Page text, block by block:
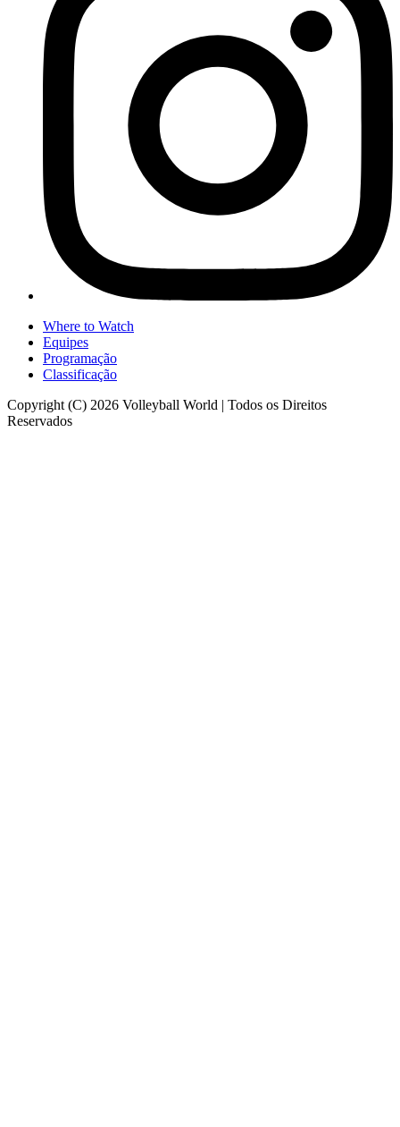
Where to Watch
Equipes
Programação
Classificação
Copyright (C) 2026 Volleyball World | Todos os Direitos
Reservados